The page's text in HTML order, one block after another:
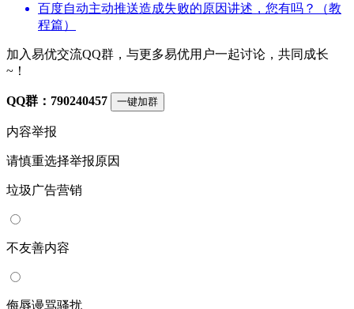
百度自动主动推送造成失败的原因讲述，您有吗？（教
程篇）
加入易优交流QQ群，与更多易优用户一起讨论，共同成长
~！
QQ群：790240457 一键加群
内容举报
请慎重选择举报原因
垃圾广告营销
不友善内容
侮辱谩骂骚扰